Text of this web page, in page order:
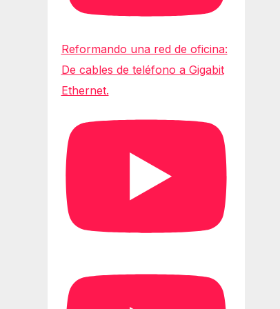
Reformando una red de oficina:
De cables de teléfono a Gigabit
Ethernet.